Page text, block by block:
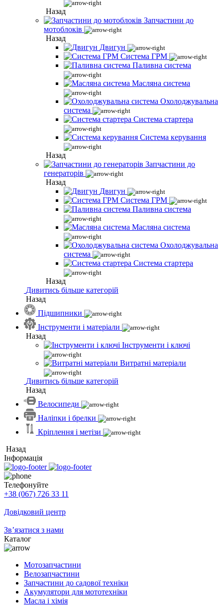
Назад
Запчастини до
мотоблоків
Назад
Двигун
Система ГРМ
Паливна система
Масляна система
Охолоджувальна
система
Система стартера
Система керування
Назад
Запчастини до
генераторів
Назад
Двигун
Система ГРМ
Паливна система
Масляна система
Охолоджувальна
система
Система стартера
Назад
Дивитись більше категорій
Назад
Підшипники
Інструменти і матеріали
Назад
Інструменти і ключі
Витратні матеріали
Дивитись більше категорій
Назад
Велосипеди
Наліпки і брелки
Кріплення і метізи
Назад
Інформація
Телефонуйте
+38 (067) 726 33 11
Довідковий центр
Зв’язатися з нами
Каталог
Мотозапчастини
Велозапчастини
Запчастини до садової техніки
Акумулятори для мототехніки
Масла і хімія